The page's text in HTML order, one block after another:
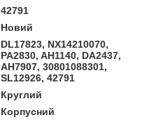
42791
Новий
DL17823, NX14210070,
PA2830, AH1140, DA2437,
AH7907, 30801088301,
SL12926, 42791
Круглий
Корпусний